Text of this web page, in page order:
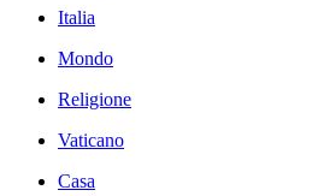
Italia
Mondo
Religione
Vaticano
Casa